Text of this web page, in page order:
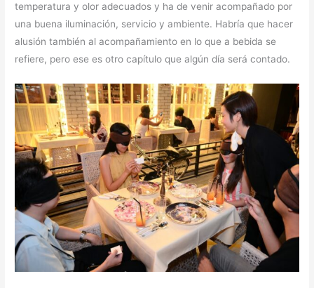
temperatura y olor adecuados y ha de venir acompañado por
una buena iluminación, servicio y ambiente. Habría que hacer
alusión también al acompañamiento en lo que a bebida se
refiere, pero ese es otro capítulo que algún día será contado.